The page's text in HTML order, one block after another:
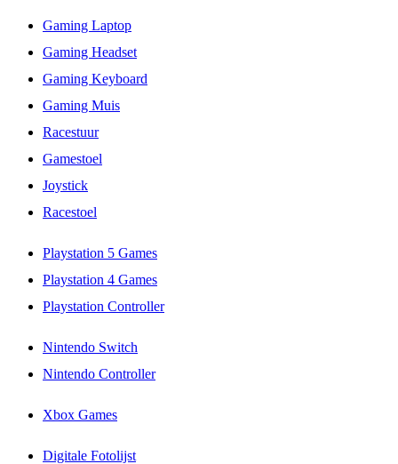
Gaming Laptop
Gaming Headset
Gaming Keyboard
Gaming Muis
Racestuur
Gamestoel
Joystick
Racestoel
Playstation 5 Games
Playstation 4 Games
Playstation Controller
Nintendo Switch
Nintendo Controller
Xbox Games
Digitale Fotolijst